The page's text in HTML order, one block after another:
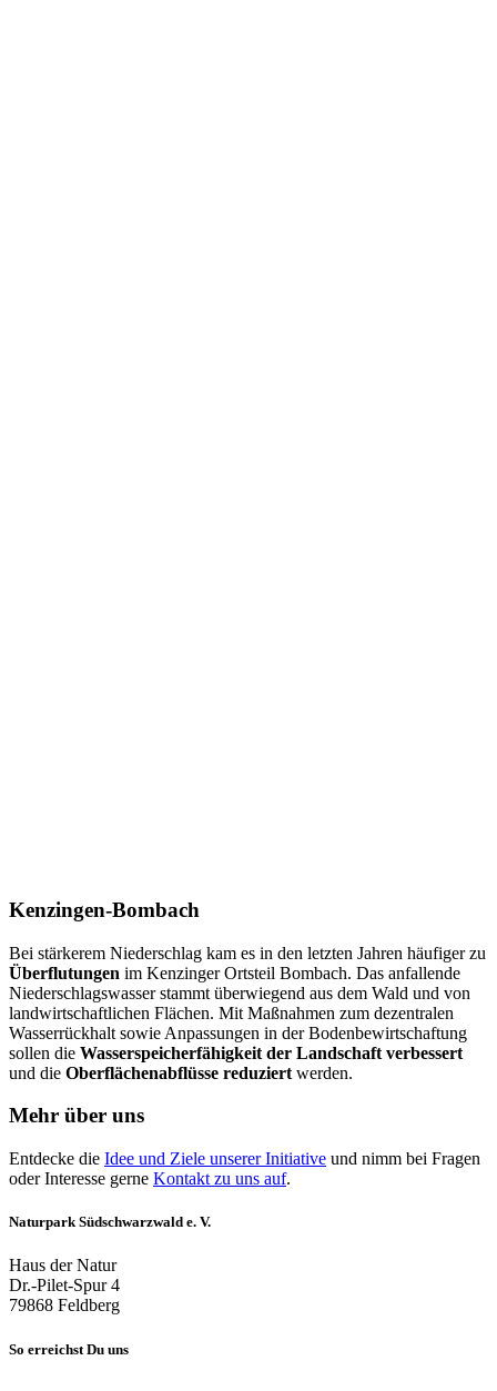
Kenzingen-Bombach
Bei stärkerem Niederschlag kam es in den letzten Jahren häufiger zu
Überflutungen im Kenzinger Ortsteil Bombach. Das anfallende
Niederschlagswasser stammt überwiegend aus dem Wald und von
landwirtschaftlichen Flächen. Mit Maßnahmen zum dezentralen
Wasserrückhalt sowie Anpassungen in der Bodenbewirtschaftung
sollen die Wasserspeicherfähigkeit der Landschaft verbessert
und die Oberflächenabflüsse reduziert werden.
Mehr über uns
Entdecke die Idee und Ziele unserer Initiative und nimm bei Fragen
oder Interesse gerne Kontakt zu uns auf.
Naturpark Südschwarzwald e. V.
Haus der Natur
Dr.-Pilet-Spur 4
79868 Feldberg
So erreichst Du uns